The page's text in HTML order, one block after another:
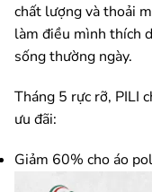
chất lượng và thoải
làm điều mình thích
sống thường ngày.
Tháng 5 rực rỡ, PILI
ưu đãi:
Giảm 60% cho áo